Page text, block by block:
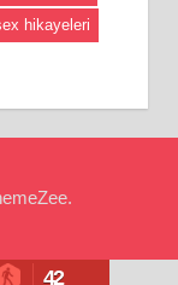
hikayeleri
42